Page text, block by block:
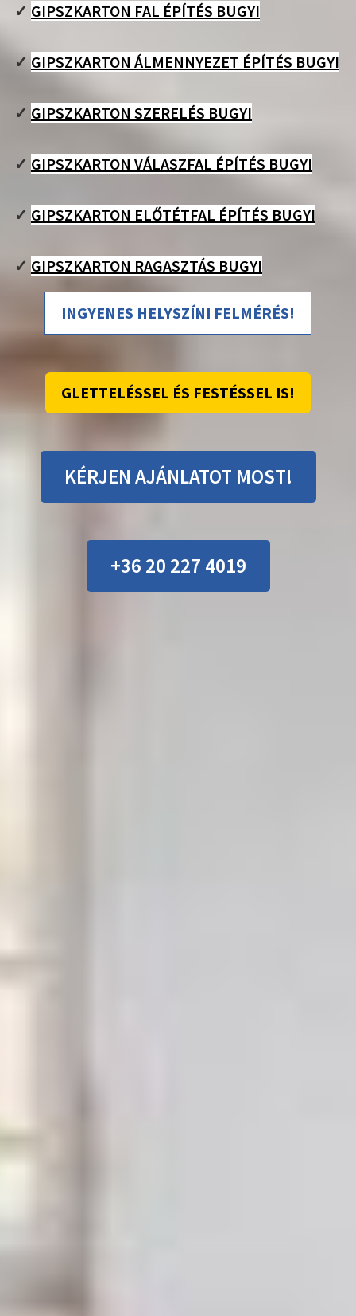
✓ GIPSZKARTON FAL ÉPÍTÉS BUGYI
✓ GIPSZKARTON ÁLMENNYEZET ÉPÍTÉS BUGYI
✓ GIPSZKARTON SZERELÉS BUGYI
✓ GIPSZKARTON VÁLASZFAL ÉPÍTÉS BUGYI
✓ GIPSZKARTON ELŐTÉTFAL ÉPÍTÉS BUGYI
✓ GIPSZKARTON RAGASZTÁS BUGYI
INGYENES HELYSZÍNI FELMÉRÉS!
GLETTELÉSSEL ÉS FESTÉSSEL IS!
KÉRJEN AJÁNLATOT MOST!
+36 20 227 4019